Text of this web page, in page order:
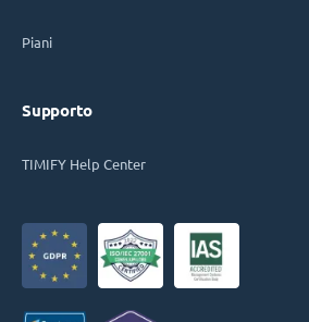
Piani
Supporto
TIMIFY Help Center